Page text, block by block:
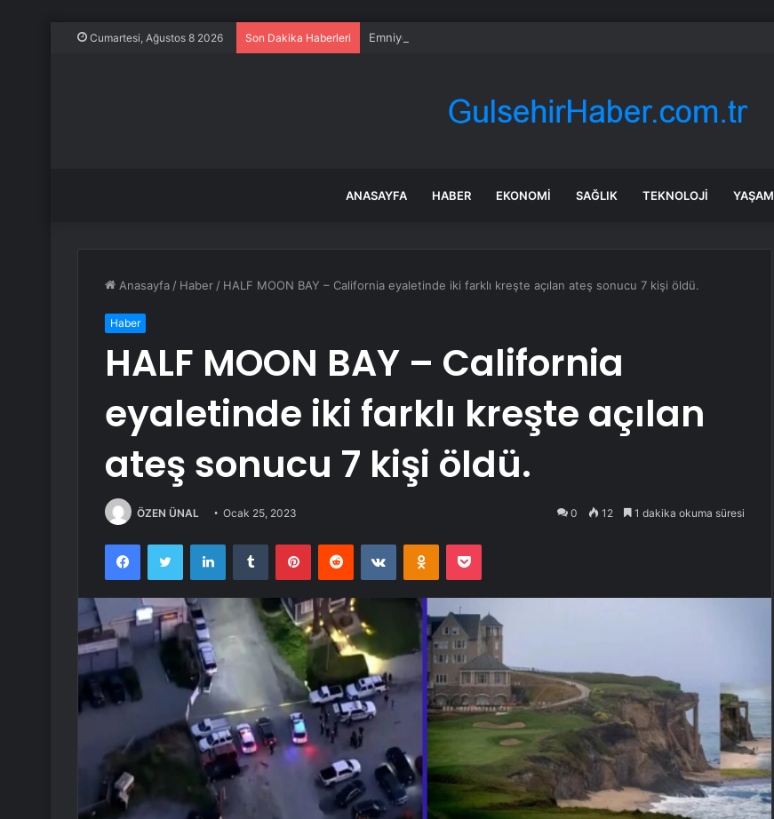
Cumartesi, Ağustos 8 2026 Son Dakika Haberleri Emniyet şeridinde feci ölüm: Servis şoförüne midibüs çarptı
ANASAYFA HABER EKONOMI SAĞLIK TEKNOLOJI YAŞAM
Anasayfa / Haber / HALF MOON BAY – California eyaletinde iki farklı kreşte açılan ateş sonucu 7 kişi öldü.
Haber
HALF MOON BAY – California
eyaletinde iki farklı kreşte açılan
ateş sonucu 7 kişi öldü.
ÖZEN ÜNAL Ocak 25, 2023 0 12 1 dakika okuma süresi
FacebookTwitter LinkedInTumblr PinterestReddit VKontakteOdnoklassniki
Pocket